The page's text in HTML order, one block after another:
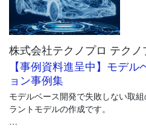
・フリート試験
・試験車両の公道走行データのリア
・リース車両や公共交通システムの
・ビッグデータ収集、解析による
・EVバッテリー寿命監視
・車載システムの故障予測
・ベンチマーク試験
また、従来のCSD（CAN信号解析
コスト低減を実現しました。
株式会社テクノプロ テク
【事例資料進呈中】モデ
ョン事例集
モデルベース開発で失敗しない取
ラントモデルの作成です。